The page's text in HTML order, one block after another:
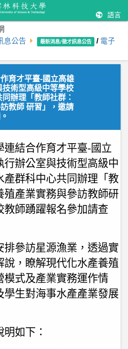
語言
息公告 最新消息/徵才訊息公告 / 電子
育才平臺-國立高雄
術型高級中等學校
辦理「教師社群：
教師 研習」，邀請
連結合作育才平臺-國立
行辦公室與技術型高級中
產群科中心共同辦理「教
殖產業實務與參訪教師研
教師踴躍報名參加請查
排參訪星源漁業，透過實
說，瞭解現代化水產養殖
模式及產業實務運作情
學生對海事水產產業發展
如下：